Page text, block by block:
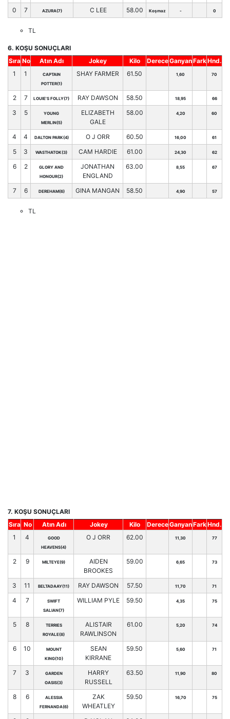
0 7 AZURA(7) C LEE 58.00 Koşmaz - 0
TL
6. KOŞU SONUÇLARI
Sıra No Atın Adı Jokey Kilo DereceGanyanFarkHnd.
1
1
CAPTAIN
POTTER(1)
SHAY FARMER 61.50 1,60 70
2 7 LOUIE'S FOLLY(7) RAY DAWSON 58.50 18,95 66
3 5
YOUNG
MERLIN(5)
ELIZABETH
GALE
58.00 4,20 60
4 4 DALTON PARK(4) O J ORR 60.50 16,00 61
5 3 WASTHATOK(3) CAM HARDIE 61.00 24,30 62
6 2
GLORY AND
HONOUR(2)
JONATHAN
ENGLAND
63.00 8,55 67
7 6 DEREHAM(6) GINA MANGAN 58.50 4,90 57
TL
7. KOŞU SONUÇLARI
Sıra No Atın Adı Jokey Kilo DereceGanyanFarkHnd.
1
4
GOOD
HEAVENS(4)
O J ORR 62.00 11,30 77
2 9 MILTEYE(9)
AIDEN
BROOKES
59.00 6,65 73
3 11 BELTADAAY(11) RAY DAWSON 57.50 11,70 71
4 7
SWIFT
SALIAN(7)
WILLIAM PYLE 59.50 4,35 75
5 8
TERRIES
ROYALE(8)
ALISTAIR
RAWLINSON
61.00 5,20 74
6 10
MOUNT
KING(10)
SEAN
KIRRANE
59.50 5,60 71
7 3
GARDEN
OASIS(3)
HARRY
RUSSELL
63.50 11,90 80
8 6
ALESSIA
FERNANDA(6)
ZAK
WHEATLEY
59.50 16,70 75